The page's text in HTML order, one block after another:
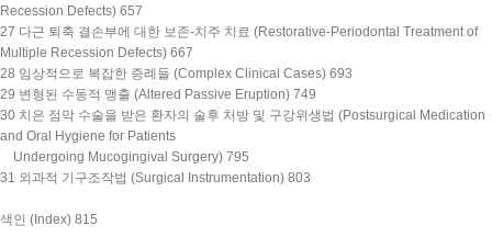
Recession Defects) 657
27 다근 퇴축 결손부에 대한 보존-치주 치료 (Restorative-Periodontal Treatment of
Multiple Recession Defects) 667
28 임상적으로 복잡한 증례들 (Complex Clinical Cases) 693
29 변형된 수동적 맹출 (Altered Passive Eruption) 749
30 치은 점막 수술을 받은 환자의 술후 처방 및 구강위생법 (Postsurgical Medication
and Oral Hygiene for Patients
Undergoing Mucogingival Surgery) 795
31 외과적 기구조작법 (Surgical Instrumentation) 803
색인 (Index) 815